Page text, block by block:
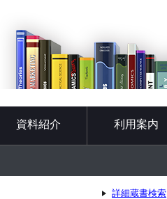
資料紹介 利用案内
詳細蔵書検索